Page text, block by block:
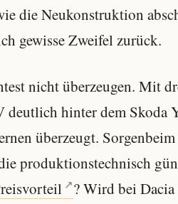
die Neukonstruktion
gewisse Zweifel zurück.
nicht überzeugen. Mit
deutlich hinter dem Skoda
überzeugt.
produktionstechnisch
? Wird bei